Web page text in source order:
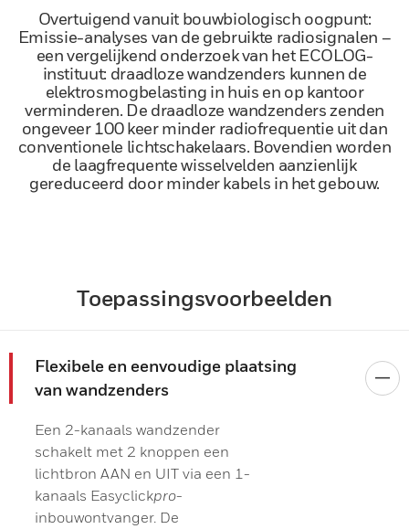
Overtuigend vanuit bouwbiologisch oogpunt:
Emissie-analyses van de gebruikte radiosignalen –
een vergelijkend onderzoek van het ECOLOG-
instituut: draadloze wandzenders kunnen de
elektrosmogbelasting in huis en op kantoor
verminderen. De draadloze wandzenders zenden
ongeveer 100 keer minder radiofrequentie uit dan
conventionele lichtschakelaars. Bovendien worden
de laagfrequente wisselvelden aanzienlijk
gereduceerd door minder kabels in het gebouw.
Toepassingsvoorbeelden
Flexibele en eenvoudige plaatsing
van wandzenders
Een 2-kanaals wandzender
schakelt met 2 knoppen een
lichtbron AAN en UIT via een 1-
kanaals Easyclickpro-
inbouwontvanger. De